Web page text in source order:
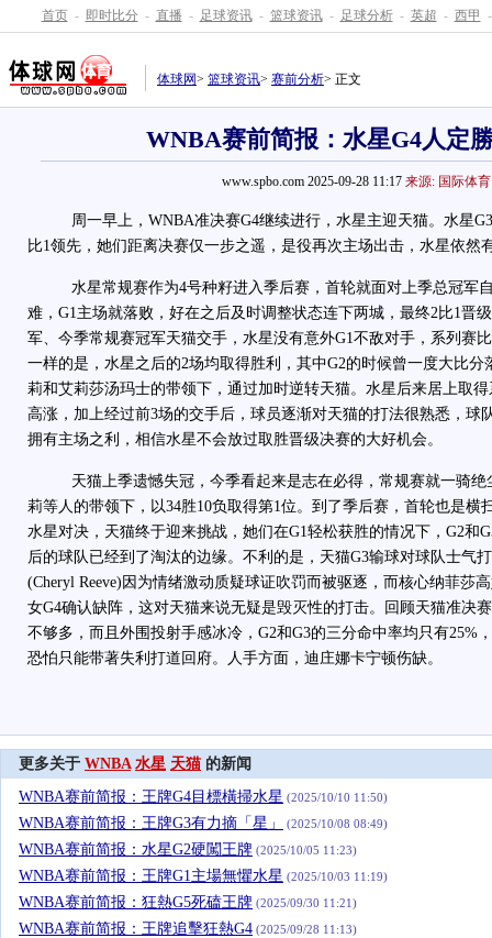
首页 - 即时比分 - 直播 - 足球资讯 - 篮球资讯 - 足球分析 - 英超 - 西甲 -
体球网> 篮球资讯> 赛前分析> 正文
WNBA赛前简报：水星G4人定
www.spbo.com 2025-09-28 11:17 来源: 国际体育
周一早上，WNBA准决赛G4继续进行，水星主迎天猫。水星G3
比1领先，她们距离决赛仅一步之遥，是役再次主场出击，水星依然
水星常规赛作为4号种籽进入季后赛，首轮就面对上季总冠军自
难，G1主场就落败，好在之后及时调整状态连下两城，最终2比1晋
军、今季常规赛冠军天猫交手，水星没有意外G1不敌对手，系列赛
一样的是，水星之后的2场均取得胜利，其中G2的时候曾一度大比
莉和艾莉莎汤玛士的带领下，通过加时逆转天猫。水星后来居上取
高涨，加上经过前3场的交手后，球员逐渐对天猫的打法很熟悉，球
拥有主场之利，相信水星不会放过取胜晋级决赛的大好机会。
天猫上季遗憾失冠，今季看起来是志在必得，常规赛就一骑绝
莉等人的带领下，以34胜10负取得第1位。到了季后赛，首轮也是横
水星对决，天猫终于迎来挑战，她们在G1轻松获胜的情况下，G2和
后的球队已经到了淘汰的边缘。不利的是，天猫G3输球对球队士气
(Cheryl Reeve)因为情绪激动质疑球证吹罚而被驱逐，而核心纳菲莎
女G4确认缺阵，这对天猫来说无疑是毁灭性的打击。回顾天猫准决
不够多，而且外围投射手感冰冷，G2和G3的三分命中率均只有25%
恐怕只能带著失利打道回府。人手方面，迪庄娜卡宁顿伤缺。
更多关于 WNBA 水星 天猫 的新闻
WNBA赛前简报：王牌G4目標橫掃水星 (2025/10/10 11:50)
WNBA赛前简报：王牌G3有力摘「星」 (2025/10/08 08:49)
WNBA赛前简报：水星G2硬闖王牌 (2025/10/05 11:23)
WNBA赛前简报：王牌G1主場無懼水星 (2025/10/03 11:19)
WNBA赛前简报：狂熱G5死磕王牌 (2025/09/30 11:21)
WNBA赛前简报：王牌追擊狂熱G4 (2025/09/28 11:13)